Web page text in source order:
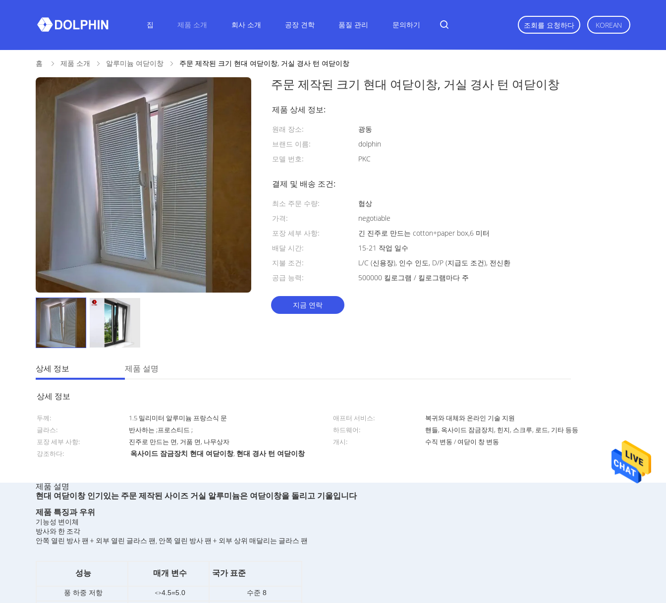
집 제품 소개 회사 소개 공장 견학 품질 관리 문의하기 조회를 요청하다 KOREAN
홈 제품 소개 알루미늄 여닫이창 주문 제작된 크기 현대 여닫이창, 거실 경사 턴 여닫이창
주문 제작된 크기 현대 여닫이창, 거실 경사 턴 여닫이창
제품 상세 정보:
원래 장소:
광동
브랜드 이름:
dolphin
모델 번호:
PKC
결제 및 배송 조건:
최소 주문 수량:
협상
가격:
negotiable
포장 세부 사항:
긴 진주로 만드는 cotton+paper box,6 미터
배달 시간:
15-21 작업 일수
지불 조건:
L/C (신용장), 인수 인도, D/P (지급도 조건), 전신환
공급 능력:
500000 킬로그램 / 킬로그램마다 주
지금 연락
상세 정보 제품 설명
상세 정보
두께: 1.5 밀리미터 알루미늄 프랑스식 문 애프터 서비스:
복귀와 대체와 온라인 기술 지원
글라스:
반사하는 ;프로스티드 ; 하드웨어:
핸들, 옥사이드 잠금장치, 힌지, 스크루, 로드, 기타 등등
포장 세부 사항:
진주로 만드는 면, 거품 면, 나무상자 개시:
수직 변동 / 여닫이 창 변동
강조하다:
옥사이드 잠금장치 현대 여닫이창, 현대 경사 턴 여닫이창
제품 설명
현대 여닫이창 인기있는 주문 제작된 사이즈 거실 알루미늄은 여닫이창을 돌리고 기울입니다
제품 특징과 우위
기능성 변이체
방사와 한 조각
안쪽 열린 방사 팬 + 외부 열린 글라스 팬, 안쪽 열린 방사 팬 + 외부 상위 매달리는 글라스 팬
성능 매개 변수 국가 표준
풍 하중 저항 <>4.5=5.0
수준 8